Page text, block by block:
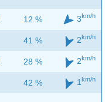
12 % 3km/h
41 % 2km/h
28 % 2km/h
42 % 1 km/h